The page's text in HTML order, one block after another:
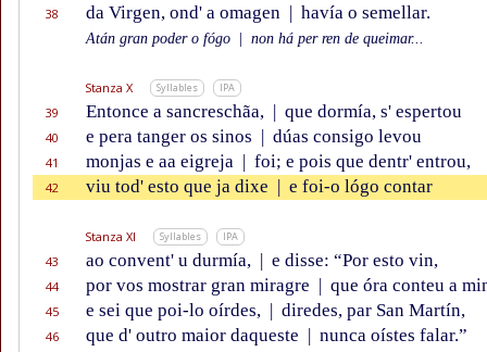
38 da Virgen, ond' a omagen | havía o semellar.
Atán gran poder o fógo non há per ren de queimar...
Stanza X Syllables IPA
39 Entonce a sancreschãa, | que dormía, s' espertou
40 e pera tanger os sinos | dúas consigo levou
41 monjas e aa eigreja | foi; e pois que dentr' entrou,
42 viu tod' esto que ja dixe | e foi-o lógo contar
Stanza XI Syllables IPA
43 ao convent' u durmía, | e disse: “Por esto vin,
44 por vos mostrar gran miragre | que óra conteu a
45 e sei que poi-lo oírdes, | diredes, par San Martín,
46 que d' outro maior daqueste | nunca oístes falar.”